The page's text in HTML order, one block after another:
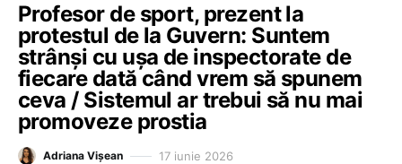
Profesor de sport, prezent la
protestul de la Guvern: Suntem
strânși cu ușa de inspectorate de
fiecare dată când vrem să spunem
ceva / Sistemul ar trebui să nu mai
promoveze prostia
Adriana Vișean 17 iunie 2026